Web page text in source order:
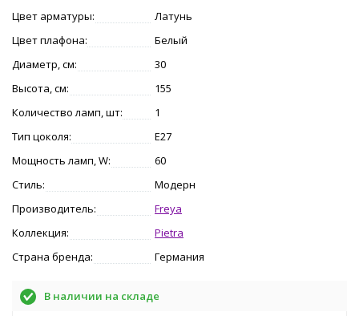
Цвет арматуры:
Латунь
Цвет плафона:
Белый
Диаметр, см:
30
Высота, см:
155
Количество ламп, шт:
1
Тип цоколя:
E27
Мощность ламп, W:
60
Стиль:
Модерн
Производитель:
Freya
Коллекция:
Pietra
Страна бренда:
Германия
В наличии на складе